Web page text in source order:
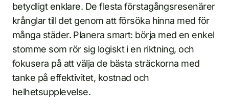
betydligt enklare. De flesta förstagångsresenärer
krånglar till det genom att försöka hinna med för
många städer. Planera smart: börja med en enkel
stomme som rör sig logiskt i en riktning, och
fokusera på att välja de bästa sträckorna med
tanke på effektivitet, kostnad och
helhetsupplevelse.